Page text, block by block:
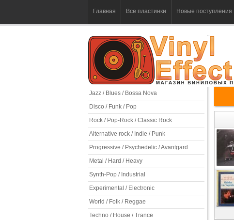
Главная Все пластинки Новые поступления
Jazz / Blues / Bossa Nova
Disco / Funk / Pop
Rock / Pop-Rock / Classic Rock
Alternative rock / Indie / Punk
Progressive / Psychedelic / Avantgard
Metal / Hard / Heavy
Synth-Pop / Industrial
Experimental / Electronic
World / Folk / Reggae
Techno / House / Trance